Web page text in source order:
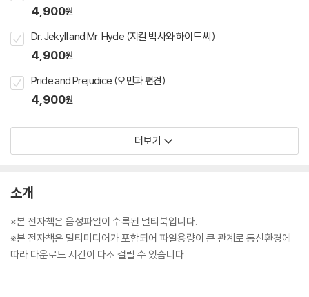
4,900원
Dr. Jekyll and Mr. Hyde (지킬 박사와 하이드 씨)
4,900원
Pride and Prejudice (오만과 편견)
4,900원
더보기
소개
※본 전자책은 음성파일이 수록된 멀티북입니다.
※본 전자책은 멀티미디어가 포함되어 파일용량이 큰 관계로 통신환경에
따라 다운로드 시간이 다소 걸릴 수 있습니다.